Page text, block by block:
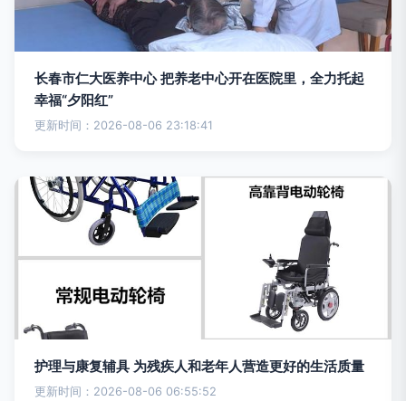
长春市仁大医养中心 把养老中心开在医院里，全力托起
幸福“夕阳红”
更新时间：2026-08-06 23:18:41
护理与康复辅具 为残疾人和老年人营造更好的生活质量
更新时间：2026-08-06 06:55:52